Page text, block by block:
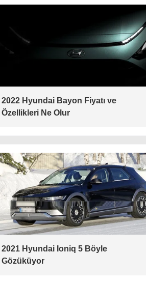
2022 Hyundai Bayon Fiyatı ve
Özellikleri Ne Olur
2021 Hyundai Ioniq 5 Böyle
Gözüküyor